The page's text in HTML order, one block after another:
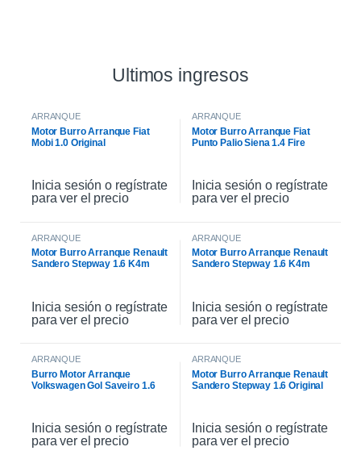
Ultimos ingresos
ARRANQUE
Motor Burro Arranque Fiat
Mobi 1.0 Original
Inicia sesión o regístrate
para ver el precio
ARRANQUE
Motor Burro Arranque Fiat
Punto Palio Siena 1.4 Fire
Inicia sesión o regístrate
para ver el precio
ARRANQUE
Motor Burro Arranque Renault
Sandero Stepway 1.6 K4m
Inicia sesión o regístrate
para ver el precio
ARRANQUE
Motor Burro Arranque Renault
Sandero Stepway 1.6 K4m
Inicia sesión o regístrate
para ver el precio
ARRANQUE
Burro Motor Arranque
Volkswagen Gol Saveiro 1.6
Inicia sesión o regístrate
para ver el precio
ARRANQUE
Motor Burro Arranque Renault
Sandero Stepway 1.6 Original
Inicia sesión o regístrate
para ver el precio